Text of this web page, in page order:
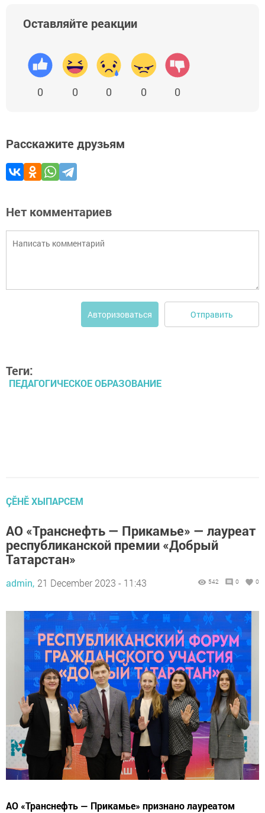
Оставляйте реакции
0 0 0 0 0
Расскажите друзьям
Нет комментариев
Авторизоваться Отправить
Теги:
ПЕДАГОГИЧЕСКОЕ ОБРАЗОВАНИЕ
ÇӖНӖ ХЫПАРСЕМ
АО «Транснефть — Прикамье» — лауреат
республиканской премии «Добрый
Татарстан»
admin, 21 December 2023 - 11:43 542 0 0
АО «Транснефть — Прикамье» признано лауреатом